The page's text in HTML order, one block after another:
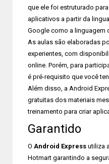
que ele foi estruturado
aplicativos a partir da
Google como a linguagem
As aulas são elaboradas
experientes, com
online. Porém, para
é pré-requisito que você
Além disso, a Android
gratuitas dos materiais
treinamento para criar
Garantido
O Android Express utiliza
Hotmart garantindo a